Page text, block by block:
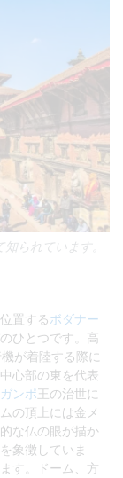
られています。
置するボダナー
ひとつです。高
が着陸する際に
心部の東を代表
ンポ王の治世に
の頂上には金メ
な仏の眼が描か
象徴していま
す。ドーム、方